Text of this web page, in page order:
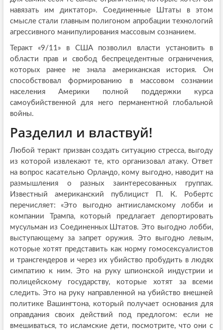
навязать им диктатор». Соединенные Штаты в этом
смысле стали главным полигоном апробации технологий
агрессивного манипулирования массовым сознанием.
Теракт «9/11» в США позволил власти установить в
области прав и свобод беспрецедентные ограничения,
которых ранее не знала американская история. Он
способствовал формированию в массовом сознании
населения Америки полной поддержки курса
самоубийственной для него перманентной глобальной
войны.
Разделил и властвуй!
Любой теракт призван создать ситуацию стресса, выгоду
из которой извлекают те, кто организовал атаку. Ответ
на вопрос касательно Орландо, кому выгодно, наводит на
размышления о разных заинтересованных группах.
Известный американский публицист П. К. Робертс
перечисляет: «Это выгодно антиисламскому лобби и
компании Трампа, который предлагает депортировать
мусульман из Соединенных Штатов. Это выгодно лобби,
выступающему за запрет оружия. Это выгодно левым,
которые хотят представить как норму гомосексуалистов
и трансгендеров и через их убийство пробудить в людях
симпатию к ним. Это на руку шпионской индустрии и
полицейскому государству, которые хотят за всеми
следить. Это на руку направленной на убийство внешней
политике Вашингтона, который получает основания для
оправдания своих действий под предлогом: если не
вмешиваться, то исламские дети, посмотрите, что они с